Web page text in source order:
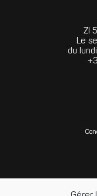
ZI
Le
du